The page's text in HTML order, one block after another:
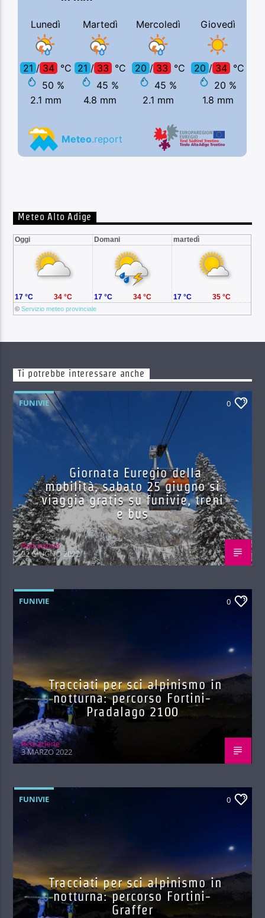
Meteo Alto Adige
Oggi Domani martedì
©Servizio meteo provinciale
17 °C 34 °C 17 °C 34 °C 17 °C 35 °C
Ti potrebbe interessare anche
FUNIVIE 0
Giornata Euregio della
mobilità, sabato 25 giugno si
viaggia gratis su funivie, treni
e bus
Red.azione
22 GIUGNO 2022
FUNIVIE 0
Tracciati per sci alpinismo in
notturna: percorso Fortini-
Pradalago 2100
Red.azione
3 MARZO 2022
FUNIVIE 0
Tracciati per sci alpinismo in
notturna: percorso Fortini-
Graffer